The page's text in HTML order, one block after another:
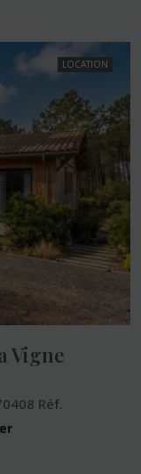
LOCATION
Vigne
Réf.